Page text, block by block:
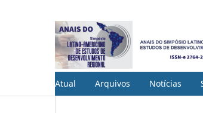
Atual Arquivos Notícias